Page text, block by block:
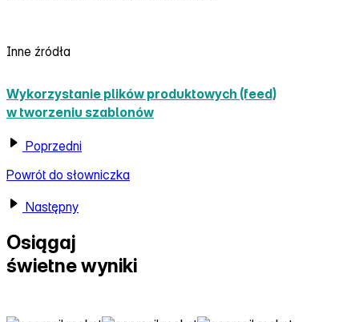
Inne źródła
Wykorzystanie plików produktowych (feed)
w tworzeniu szablonów
Poprzedni
Powrót do słowniczka
Następny
Osiągaj
świetne wyniki